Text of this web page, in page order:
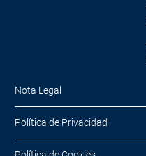
Nota Legal
Política de Privacidad